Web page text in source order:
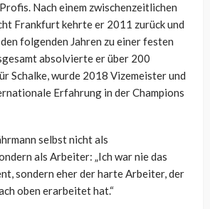
Nach einem zwischenzeitlichen
Frankfurt kehrte er 2011 zurück und
folgenden Jahren zu einer festen
absolvierte er über 200
Schalke, wurde 2018 Vizemeister und
Erfahrung in der Champions
selbst nicht als
als Arbeiter: „Ich war nie das
sondern eher der harte Arbeiter, der
oben erarbeitet hat.“